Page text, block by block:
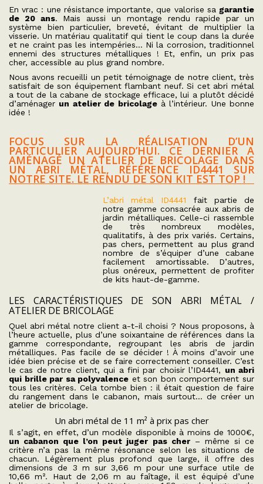
En vrac : une résistance importante, que valorise sa garantie
de 20 ans. Mais aussi un montage rendu rapide par un
système bien particulier, breveté, évitant de multiplier la
visserie. Un matériau qualitatif qui tient le coup dans la durée
et ne craint pas les intempéries… Ni la corrosion, traditionnel
ennemi des structures métalliques ! Et, enfin, un prix pas
cher, accessible au plus grand nombre.
Nous avons recueilli un petit témoignage de notre client, très
satisfait de son équipement flambant neuf. Si cet abri métal
a tout de la cabane de stockage efficace, lui a plutôt décidé
d’aménager un atelier de bricolageà l’intérieur. Une bonne
idée !
FOCUS SUR LA RÉALISATION D’UN
PARTICULIER AUJOURD’HUI. CE DERNIER A
AMÉNAGÉ UN ATELIER DE BRICOLAGE DANS
UN ABRI MÉTAL, RÉFÉRENCE ID4441 SUR
NOTRE SITE. LE RENDU DE SON KIT EST TOP !
L’abri métal ID4441 fait partie de
notre gamme consacrée aux abris de
jardin métalliques. Celle-ci rassemble
de très nombreux modèles,
qualitatifs, à des prix variés. Certains,
pas chers, permettent au plus grand
nombre de s’équiper d’une cabane
facilement amortissable. D’autres,
plus onéreux, permettent de profiter
de kits haut-de-gamme.
LES CARACTÉRISTIQUES DE SON ABRI MÉTAL /
ATELIER DE BRICOLAGE
Quel abri métal notre client a-t-il choisi ? Nous proposons, à
l’heure actuelle, plus d’une soixantaine de références dans la
gamme correspondante, regroupant les abris de jardin
métalliques. Pas facile de se décider ! À moins d’avoir une
idée bien précise et de se faire correctement conseiller. C’est
le cas de notre client, qui a fini par choisir l’ID4441, un abri
qui brille par sa polyvalence et son bon comportement sur
tous les critères. Cela tombe bien : il était question de faire
du rangement dans le cabanon, mais surtout… de créer un
atelier de bricolage.
Un abri métal de 11 m² à prix pas cher
Il s’agit, en effet, d’un modèle disponible à moins de 1000€,
un cabanon que l’on peut juger pas cher– même si ce
critère n’a pas la même résonance selon les situations de
chacun. Légèrement plus profond que large, il offre des
dimensions de 3 m sur 3,66 m pour une surface utile de
10,66 m². Haut de 2,06 m au faîtage, il est équipé d’une